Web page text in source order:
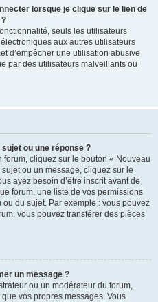
lorsque je clique sur le lien de
seuls les utilisateurs
aux autres utilisateurs
d’empêcher une utilisation abusive
par des utilisateurs malveillants ou
ou une réponse ?
cliquez sur le bouton « Nouveau
ou un message, cliquez sur le
ayez besoin d’être inscrit avant de
forum, une liste de vos permissions
du sujet. Par exemple : vous pouvez
vous pouvez transférer des pièces
un message ?
ou un modérateur du forum,
vos propres messages. Vous